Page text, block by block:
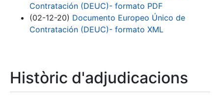
Contratación (DEUC)- formato PDF
(02-12-20) Documento Europeo Único de
Contratación (DEUC)- formato XML
Històric d'adjudicacions